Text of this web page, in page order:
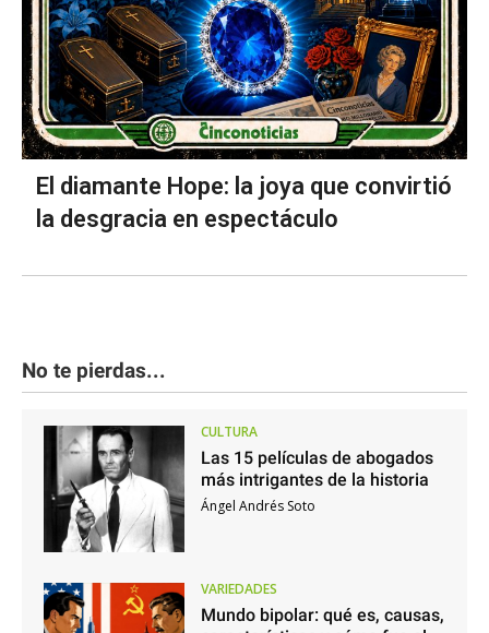
El diamante Hope: la joya que convirtió
la desgracia en espectáculo
No te pierdas...
CULTURA
Las 15 películas de abogados
más intrigantes de la historia
Ángel Andrés Soto
VARIEDADES
Mundo bipolar: qué es, causas,